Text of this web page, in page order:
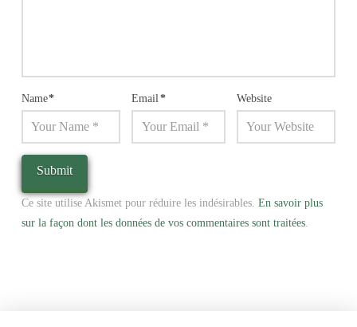
Name* Email* Website
Ce site utilise Akismet pour réduire les indésirables. En savoir plus
sur la façon dont les données de vos commentaires sont traitées.